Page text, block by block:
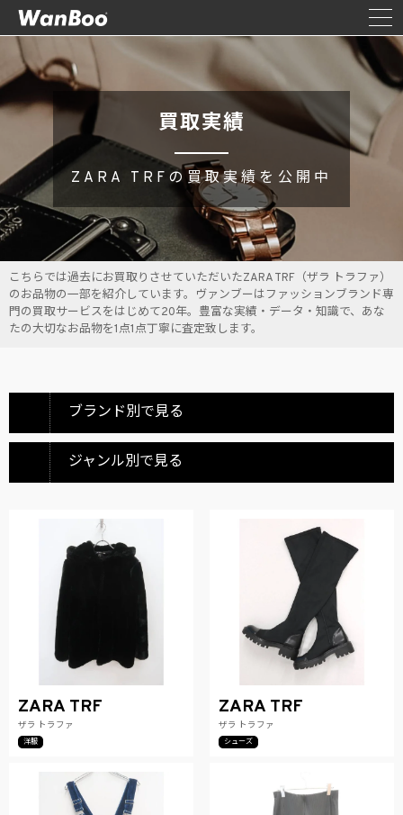
買取実績
ZARA TRFの買取実績を公開中
こちらでは過去にお買取りさせていただいたZARA TRF（ザラ トラファ）
のお品物の一部を紹介しています。ヴァンブーはファッションブランド専
門の買取サービスをはじめて20年。豊富な実績・データ・知識で、あな
たの大切なお品物を1点1点丁寧に査定致します。
ブランド別で見る
ジャンル別で見る
ZARA TRF
ザラ トラファ
洋服
ZARA TRF
ザラ トラファ
シューズ